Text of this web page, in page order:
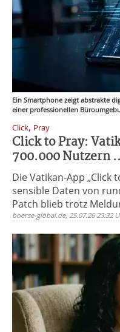
Ein Smartphone zeigt abstrakte
einer professionellen
Click, Pray
Click to Pray:
700.000 Nutzern
Die Vatikan-App „Click
sensible Daten von
Patch blieb trotz
boerse-global.de, 25.07.26 23:32